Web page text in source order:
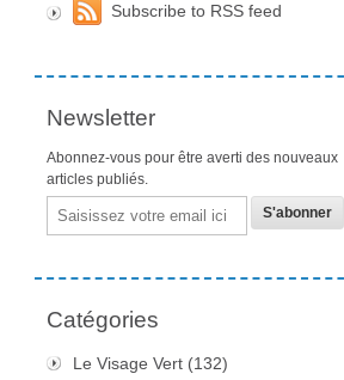
Subscribe to RSS feed
Newsletter
Abonnez-vous pour être averti des nouveaux
articles publiés.
Email
Catégories
Le Visage Vert (132)